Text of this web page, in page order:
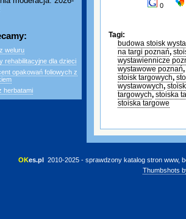
weluru
rehabilitacyjne dla dzieci
opakowań foliowych z
herbatami
0
Tagi:
budowa stoisk
na targi poznań,
wystawiennicze
wystawowe poznań,
stoisk targowych,
wystawowych,
targowych, stoiska
stoiska targowe
OKes.pl 2010-2025 - sprawdzony katalog stron www,
Thumbshots